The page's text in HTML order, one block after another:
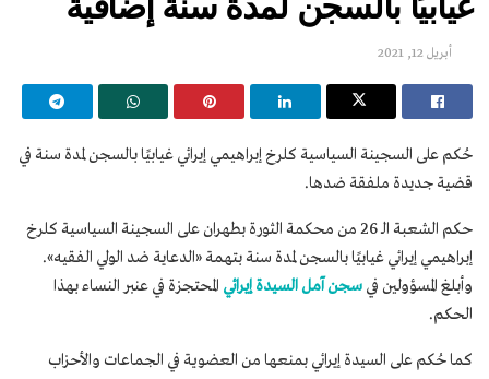
أبريل 12, 2021
حُكم على السجينة السياسية كلرخ إبراهيمي إيرائي غيابيًا بالسجن لمدة سنة في
قضية جديدة ملفقة ضدها.
حكم الشعبة الـ 26 من محكمة الثورة بطهران على السجينة السياسية كلرخ
إبراهيمي إيرائي غيابيًا بالسجن لمدة سنة بتهمة «الدعاية ضد الولي الفقيه».
وأبلغ المسؤولين في سجن آمل السيدة إيرائي المحتجزة في عنبر النساء بهذا
الحكم.
كما حُكم على السيدة إيرائي بمنعها من العضوية في الجماعات والأحزاب